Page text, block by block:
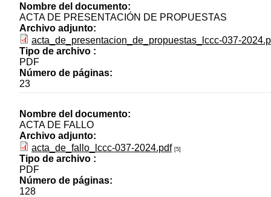
Nombre del documento:
ACTA DE PRESENTACIÓN DE PROPUESTAS
Archivo adjunto:
acta_de_presentacion_de_propuestas_lccc-037-
Tipo de archivo :
PDF
Número de páginas:
23
Nombre del documento:
ACTA DE FALLO
Archivo adjunto:
acta_de_fallo_lccc-037-2024.pdf [5]
Tipo de archivo :
PDF
Número de páginas:
128